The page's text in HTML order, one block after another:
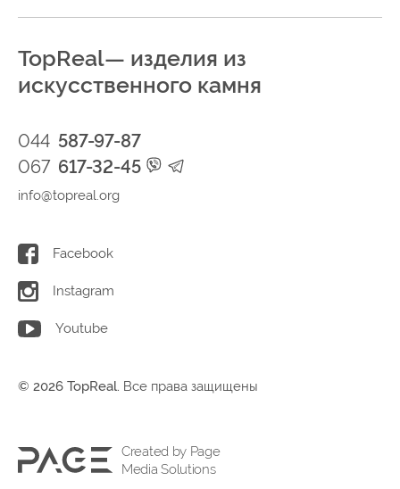
TopReal— изделия из
искусственного камня
044 587-97-87
067 617-32-45
info@topreal.org
Facebook
Instagram
Youtube
© 2026 TopReal. Все права защищены
Created by Page
Media Solutions